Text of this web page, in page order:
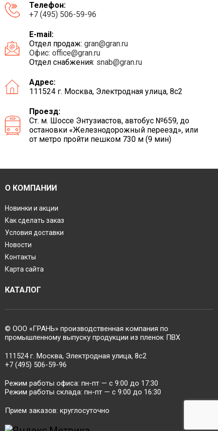
Телефон:
+7 (495) 506-59-96
E-mail:
Отдел продаж: gran@gran.ru
Офис: office@gran.ru
Отдел снабжения: snab@gran.ru
Адрес:
111524 г. Москва, Электродная улица, 8с2
Проезд:
Ст. м. Шоссе Энтузиастов, автобус №659, до
остановки «Железнодорожный переезд», или
от метро пройти пешком 730 м (9 мин)
О КОМПАНИИ
Новинки и акции
Как сделать заказ
Условия доставки
Новости
Контакты
Карта сайта
КАТАЛОГ
© ООО «ГРАНЬ» производственная компания по
промышленному выпуску продукции из пленок ПВХ
111524 г. Москва, Электродная улица, 8с2
+7 (495) 506-59-96
Режим работы офиса: пн-пт — c 9:00 до 17:30
Режим работы склада: пн-пт — c 9:00 до 16:30
Прием заказов: круглосуточно